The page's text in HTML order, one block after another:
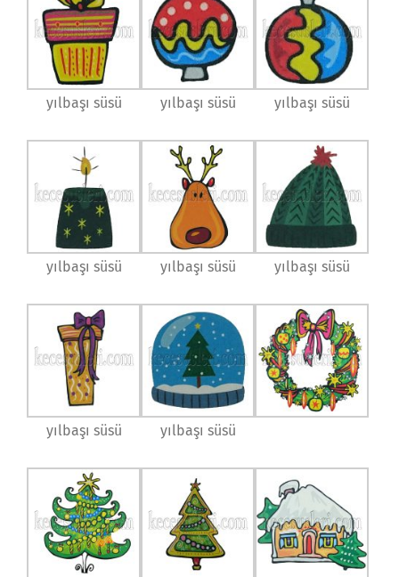
yılbaşı süsü yılbaşı süsü yılbaşı süsü
yılbaşı süsü yılbaşı süsü yılbaşı süsü
yılbaşı süsü yılbaşı süsü